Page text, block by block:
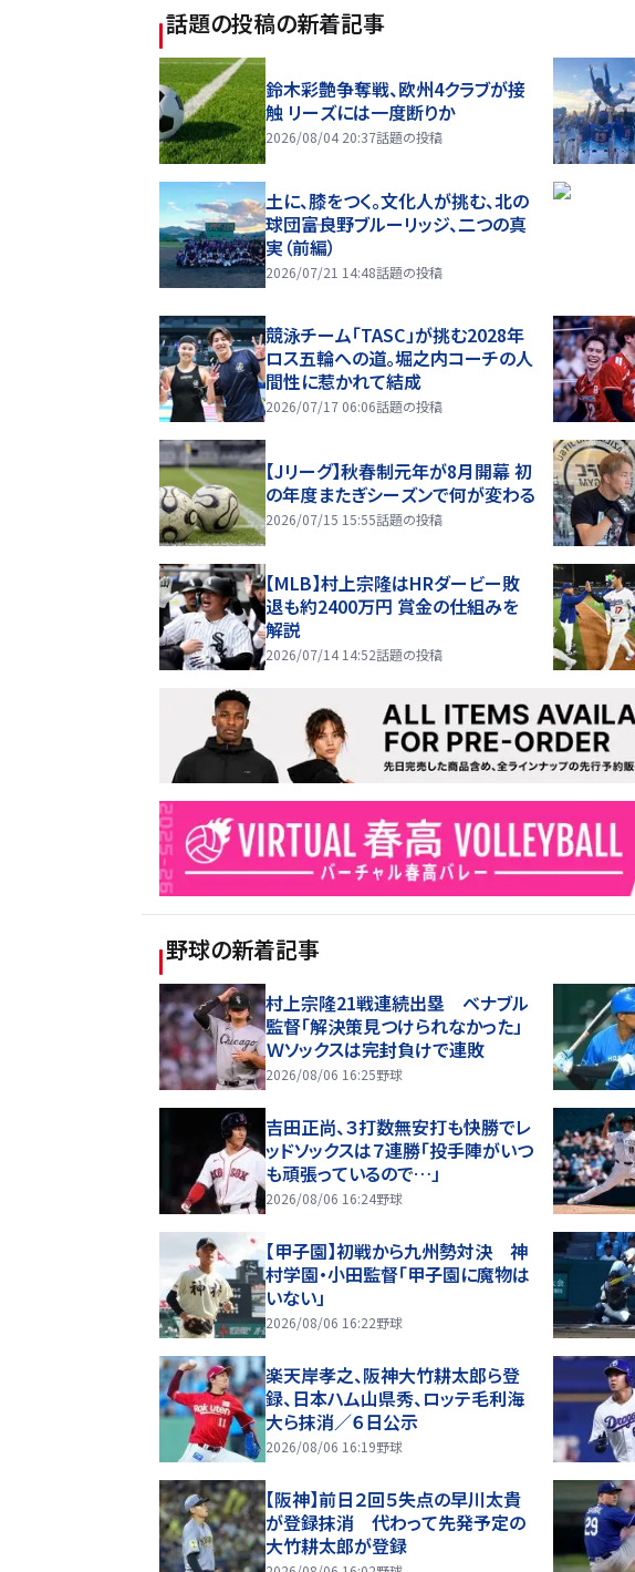
話題の投稿の新着記事
鈴木彩艶争奪戦、欧州4クラブが接
触 リーズには一度断りか
2026/08/04 20:37話題の投稿
土に、膝をつく。文化人が挑む、北の
球団――富良野ブルーリッジ、二つの真
実（前編）
2026/07/21 14:48話題の投稿
競泳チーム「TASC」が挑む2028年
ロス五輪への道。堀之内コーチの人
間性に惹かれて結成
2026/07/17 06:06話題の投稿
【Jリーグ】秋春制元年が8月開幕 初
の年度またぎシーズンで何が変わる
2026/07/15 15:55話題の投稿
【MLB】村上宗隆はHRダービー敗
退も約2400万円 賞金の仕組みを
解説
2026/07/14 14:52話題の投稿
野球の新着記事
村上宗隆21戦連続出塁 ベナブル
監督「解決策見つけられなかった」
Ｗソックスは完封負けで連敗
2026/08/06 16:25野球
吉田正尚、３打数無安打も快勝でレ
ッドソックスは７連勝「投手陣がいつ
も頑張っているので…」
2026/08/06 16:24野球
【甲子園】初戦から九州勢対決 神
村学園・小田監督「甲子園に魔物は
いない」
2026/08/06 16:22野球
楽天岸孝之、阪神大竹耕太郎ら登
録、日本ハム山県秀、ロッテ毛利海
大ら抹消／６日公示
2026/08/06 16:19野球
【阪神】前日２回５失点の早川太貴
が登録抹消 代わって先発予定の
大竹耕太郎が登録